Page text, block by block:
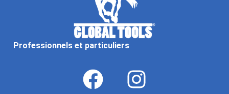
Professionnels et particuliers